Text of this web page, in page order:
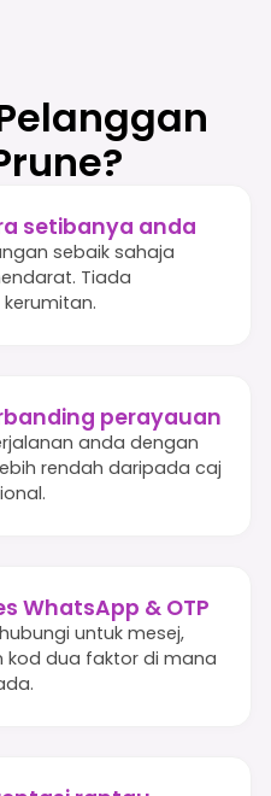
setibanya anda
sebaik sahaja
Tiada
perayauan
anda dengan
rendah daripada caj
WhatsApp & OTP
untuk mesej,
kod dua faktor di mana